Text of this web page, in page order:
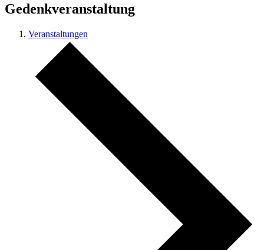
Gedenkveranstaltung
Veranstaltungen